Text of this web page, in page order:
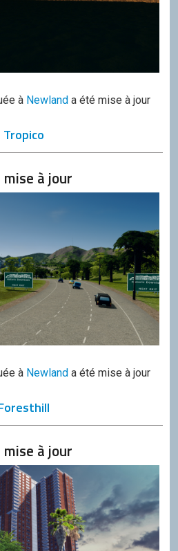
à Newland a été mise à jour
Tropico
à jour
à Newland a été mise à jour
à jour